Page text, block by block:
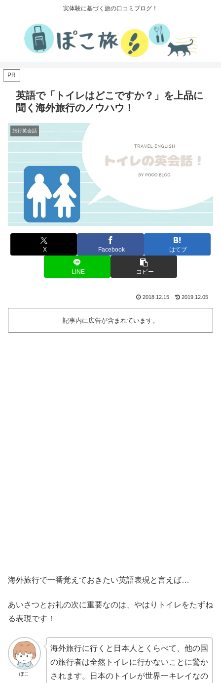
実体験に基づく旅の口コミブログ！
PR
英語で「トイレはどこですか？」を上品に
聞く海外旅行のノウハウ！
旅行英会話
X Facebook はてブ
LINE コピー
2018.12.15 2019.12.05
記事内に広告が含まれています。
海外旅行で一番覚えておきたい英語表現と言えば…
あいさつとお礼の次に重要なのは、やはりトイレをたずね
る表現です！
ぽこ
海外旅行に行くと日本人とくらべて、他の国
の旅行者は全然トイレに行かないことに驚か
されます。日本のトイレが世界一キレイなの